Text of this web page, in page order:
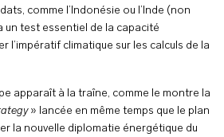
comme l’Indonésie ou l’Inde (non
un test essentiel de la capacité
l’impératif climatique sur les calculs de la
apparaît à la traîne, comme le montre la
» lancée en même temps que le plan
la nouvelle diplomatie énergétique du